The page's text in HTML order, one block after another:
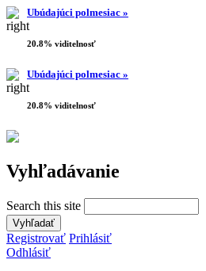
Ubúdajúci polmesiac »
20.8% viditelnosť
Ubúdajúci polmesiac »
20.8% viditelnosť
Vyhľadávanie
Search this site
Registrovať Prihlásiť
Odhlásiť